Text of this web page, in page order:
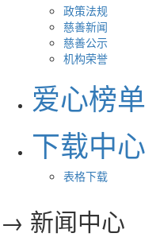
政策法规
慈善新闻
慈善公示
机构荣誉
爱心榜单
下载中心
表格下载
→ 新闻中心